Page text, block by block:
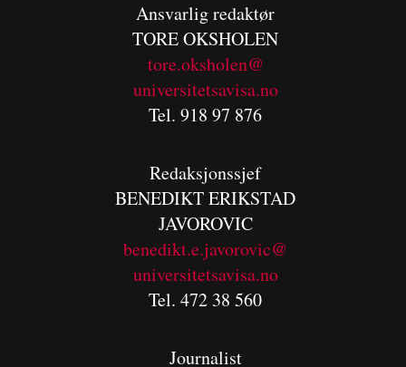
Ansvarlig redaktør
TORE OKSHOLEN
tore.oksholen@
universitetsavisa.no
Tel. 918 97 876
Redaksjonssjef
BENEDIKTERIKSTAD
JAVOROVIC
benedikt.e.javorovic@
universitetsavisa.no
Tel. 472 38 560
Journalist